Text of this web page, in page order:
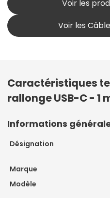
Voir les
Voir les
Caractéristiques
rallonge USB-C - 1
Informations
Désignation
Marque
Modèle